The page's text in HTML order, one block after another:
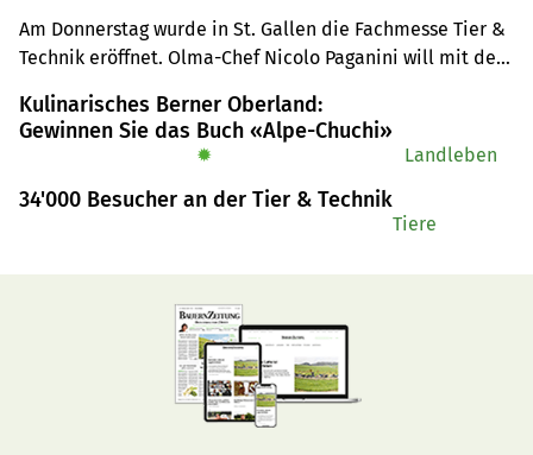
Am Donnerstag wurde in St. Gallen die Fachmesse Tier &
Technik eröffnet. Olma-Chef Nicolo Paganini will mit der
Kulinarisches Berner Oberland:
Gewinnen Sie das Buch «Alpe-Chuchi»
✹ Landleben
34'000 Besucher an der Tier & Technik
Tiere